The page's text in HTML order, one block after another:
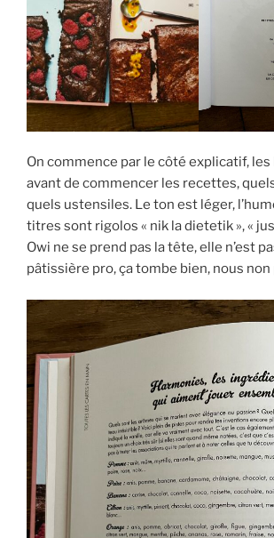
On commence par le côté explicatif, les
avant de commencer les recettes,
quels ustensiles. Le ton est léger,
titres sont rigolos « nik la dietetik », «
Owi ne se prend pas la tête, elle n’est
pâtissière pro, ça tombe bien, nous non